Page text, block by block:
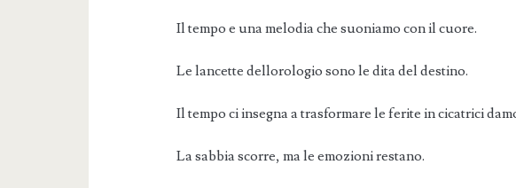
Il tempo e una melodia che suoniamo con il cuore.
Le lancette dellorologio sono le dita del destino.
Il tempo ci insegna a trasformare le ferite in cicatrici
La sabbia scorre, ma le emozioni restano.